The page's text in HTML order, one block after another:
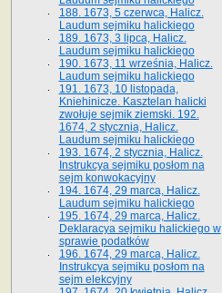
188. 1673, 5 czerwca, Halicz.
Laudum sejmiku halickiego
189. 1673, 3 lipca, Halicz.
Laudum sejmiku halickiego
190. 1673, 11 września, Halicz.
Laudum sejmiku halickiego
191. 1673, 10 listopada,
Kniehinicze. Kasztelan halicki
zwołuje sejmik ziemski. 192.
1674, 2 stycznia, Halicz.
Laudum sejmiku halickiego
193. 1674, 2 stycznia, Halicz.
Instrukcya sejmiku posłom na
sejm konwokacyjny
194. 1674, 29 marca, Halicz.
Laudum sejmiku halickiego
195. 1674, 29 marca, Halicz.
Deklaracya sejmiku halickiego w
sprawie podatków
196. 1674, 29 marca, Halicz.
Instrukcya sejmiku posłom na
sejm elekcyjny